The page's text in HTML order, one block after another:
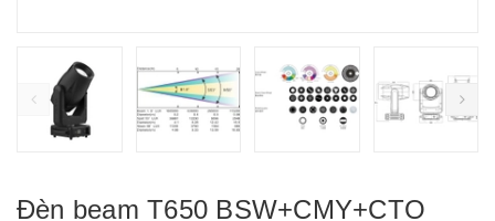
prev
Đèn beam T650 BSW+CMY+CTO